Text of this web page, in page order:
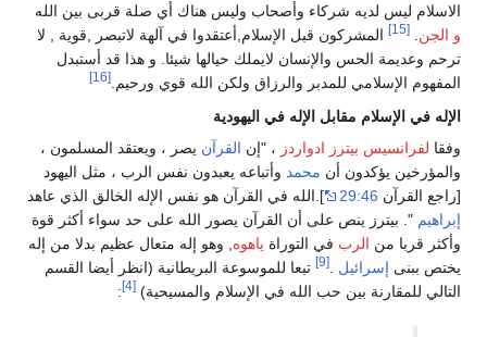
الاسلام ليس لديه شركاء وأصحاب وليس هناك أي صلة قربى بين الله
و الجن
[15]
المشركون قبل الإسلام,أعتقدوا في آلهة لاتبصر ,قوية , لا
ترحم وعديمة الحس والإنسان لايملك حيالها شيئا. و هذا قد أستبدل
المفهوم الإسلامي للمدبر والرزاق ولكن الله قوي ورحيم. [16]
الإله في الإسلام مقابل الإله في اليهودية
وفقا لفرانسيس بيترز ادواردز ، "إن القرآن يصر ، ويعتقد المسلمون ،
والمؤرخين يؤكدون أن محمد وأتباعه يعبدون نفس الرب ، مثل اليهود
[راجع القرآن 29:46
].الله في القرآن هو نفس الإله الخالق الذي عاهد
إبراهيم ". بيترز ينص على أن القرآن يصور الله على حد سواء أكثر قوة
وأكثر قربا من الرب في التوراة ياهوه, وهو إله متعال عظيم بدلا من إله
يختص ببنى إسرائيل .
[9]
تبعا للموسوعة البريطانية (انظر أيضا القسم
التالي للمقارنة بين حب الله في الإسلام والمسيحية) [4]
: